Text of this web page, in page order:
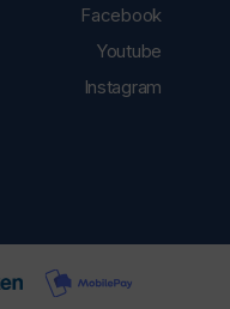
Facebook
Youtube
Instagram